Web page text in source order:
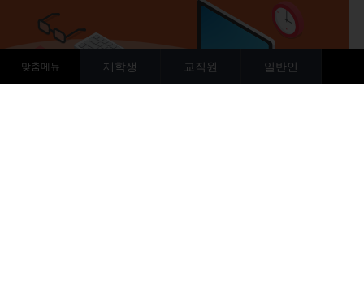
맞춤메뉴 재학생 교직원 일반인